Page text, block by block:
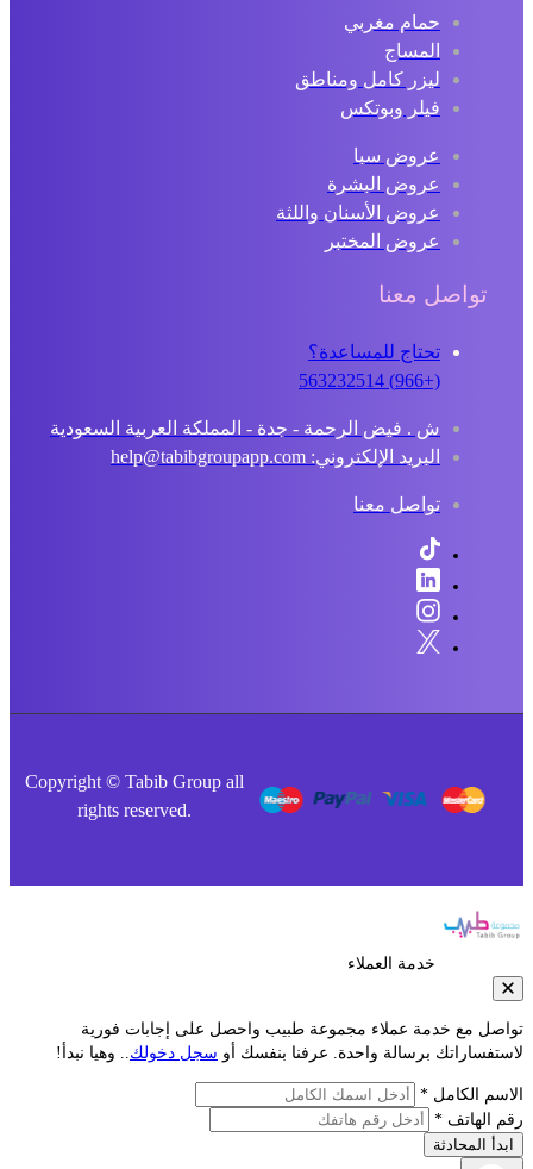
حمام مغربي
المساج
ليزر كامل ومناطق
فيلر وبوتكس
عروض سبا
عروض البشرة
عروض الأسنان واللثة
عروض المختبر
تواصل معنا
تحتاج للمساعدة؟
ش . فيض الرحمة - جدة - المملكة العربية السعودية
البريد الإلكتروني: help@tabibgroupapp.com
تواصل معنا
Copyright © Tabib Group all
rights reserved.
خدمة العملاء
مع خدمة عملاء مجموعة طبيب واحصل على إجابات فورية
برسالة واحدة. عرفنا بنفسك أوسجل دخولك.. وهيا نبدأ!
الكامل *
الهاتف *
المحادثة